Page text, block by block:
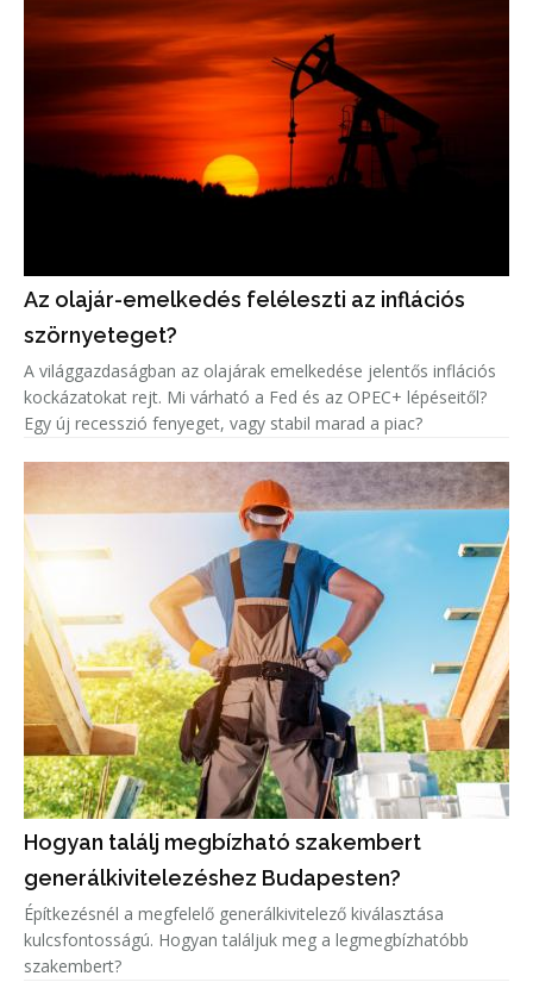
Az olajár-emelkedés feléleszti az inflációs
szörnyeteget?
A világgazdaságban az olajárak emelkedése jelentős inflációs
kockázatokat rejt. Mi várható a Fed és az OPEC+ lépéseitől?
Egy új recesszió fenyeget, vagy stabil marad a piac?
Hogyan találj megbízható szakembert
generálkivitelezéshez Budapesten?
Építkezésnél a megfelelő generálkivitelező kiválasztása
kulcsfontosságú. Hogyan találjuk meg a legmegbízhatóbb
szakembert?